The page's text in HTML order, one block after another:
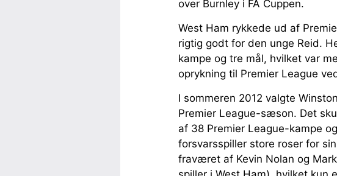
over Burnley i FA Cuppen.
West Ham rykkede ud af
rigtig godt for den unge Reid.
kampe og tre mål, hvilket var
oprykning til Premier League
I sommeren 2012 valgte
Premier League-sæson. Det
af 38 Premier League-kampe
forsvarsspiller store roser for
fraværet af Kevin Nolan og